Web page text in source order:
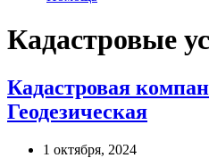
Кадастровые
Кадастровая
Геодезическая
1 октября, 2024